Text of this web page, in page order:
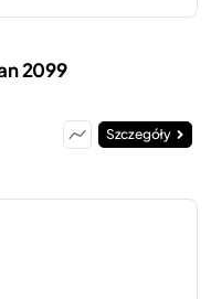
2099
Szczegóły